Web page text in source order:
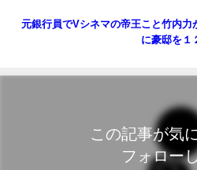
元銀行員でVシネマの帝王こと竹内力
に豪邸を１
この記事が気
フォロー